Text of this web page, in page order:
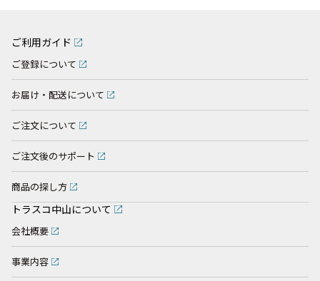
ご利用ガイド
ご登録について
お届け・配送について
ご注文について
ご注文後のサポート
商品の探し方
トラスコ中山について
会社概要
事業内容